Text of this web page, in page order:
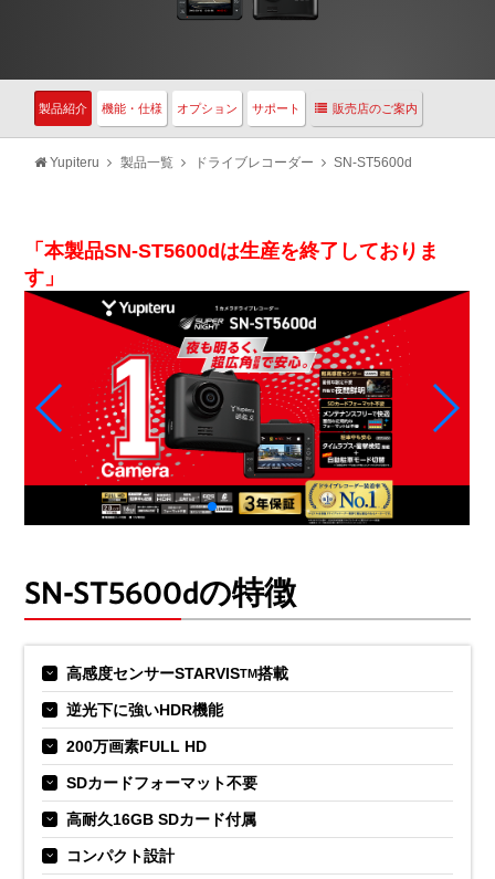
製品紹介 機能・仕様 オプション サポート 販売店のご案内
Yupiteru 製品一覧 ドライブレコーダー SN-ST5600d
「本製品SN-ST5600dは生産を終了しておりま
す」
SN-ST5600dの特徴
高感度センサーSTARVISTM搭載
逆光下に強いHDR機能
200万画素FULL HD
SDカードフォーマット不要
高耐久16GB SDカード付属
コンパクト設計